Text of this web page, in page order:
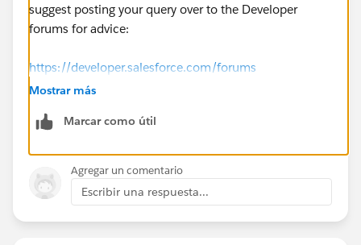
suggest posting your query over to the Developer
forums for advice:
https://developer.salesforce.com/forums
Mostrar más
Marcar como útil
Agregar un comentario
Escribir una respuesta...